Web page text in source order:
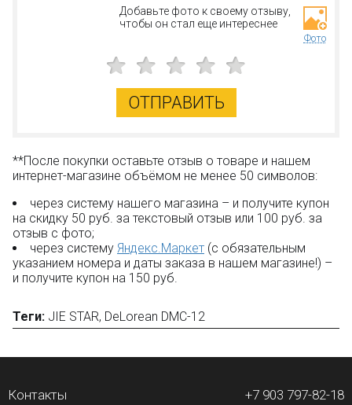
Вопрос–ответ
Добавьте фото к своему отзыву,
чтобы он стал еще интереснее
Фото
ОТПРАВИТЬ
**После покупки оставьте отзыв о товаре и нашем
интернет-магазине объёмом не менее 50 символов:
через систему нашего магазина – и получите купон
на скидку 50 руб. за текстовый отзыв или 100 руб. за
отзыв с фото;
через систему Яндекс.Маркет (с обязательным
указанием номера и даты заказа в нашем магазине!) –
и получите купон на 150 руб.
Теги: JIE STAR, DeLorean DMC-12
Контакты
+7 903 797-82-18